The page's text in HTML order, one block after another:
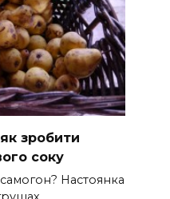
зробити
соку
Настоянка